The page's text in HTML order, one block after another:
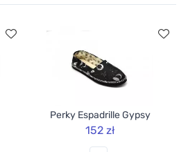
Perky Espadrille Gypsy
152 zł